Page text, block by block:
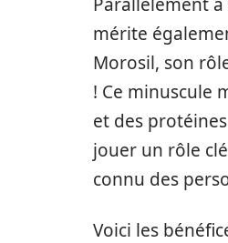
mérite
Morosil, son
! Ce minuscule
et des
jouer un rôle
connu des
Voici les